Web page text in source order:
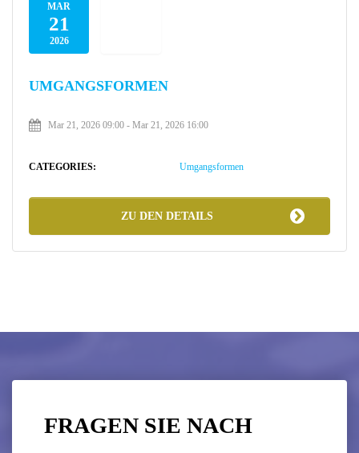
MAR
21
2026
UMGANGSFORMEN
Mar 21, 2026 09:00 - Mar 21, 2026 16:00
CATEGORIES: Umgangsformen
ZU DEN DETAILS
FRAGEN SIE NACH